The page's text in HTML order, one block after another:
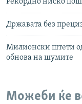
Државата без
Милионски штети
обнова на шумите
Можеби ќе